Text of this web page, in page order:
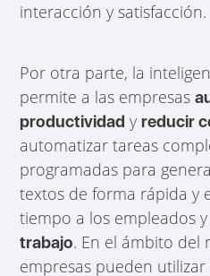
interacción y satisfacción.
Por otra parte, la
permite a las empresas
productividad yreducir
automatizar tareas
programadas para
textos de forma rápida y
tiempo a los empleados
trabajo. En el ámbito del
empresas pueden